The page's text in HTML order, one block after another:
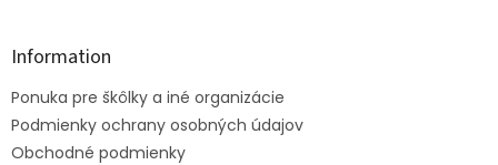
e
p
Information
Ponuka pre škôlky a iné organizácie
Podmienky ochrany osobných údajov
Obchodné podmienky